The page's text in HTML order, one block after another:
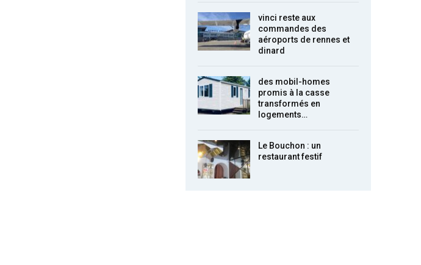
vinci reste aux
commandes des
aéroports de rennes et
dinard
des mobil-homes
promis à la casse
transformés en
logements…
Le Bouchon : un
restaurant festif